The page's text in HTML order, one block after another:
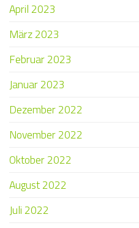
April 2023
März 2023
Februar 2023
Januar 2023
Dezember 2022
November 2022
Oktober 2022
August 2022
Juli 2022